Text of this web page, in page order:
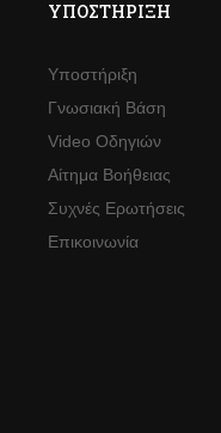
ΥΠΟΣΤΉΡΙΞΗ
Υποστήριξη
Γνωσιακή Βάση
Video Οδηγιών
Αίτημα Βοήθειας
Συχνές Ερωτήσεις
Επικοινωνία